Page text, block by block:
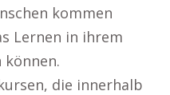
kommen
Lernen in ihrem
die innerhalb